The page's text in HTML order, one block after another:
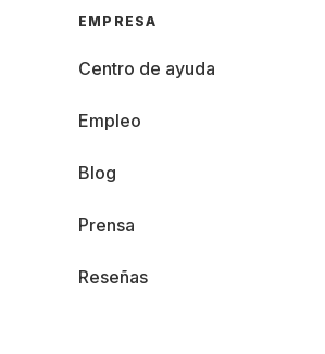
EMPRESA
Centro de ayuda
Empleo
Blog
Prensa
Reseñas